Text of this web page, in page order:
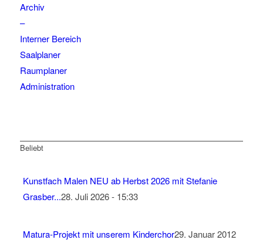
Archiv
–
Interner Bereich
Saalplaner
Raumplaner
Administration
Beliebt
Kunstfach Malen NEU ab Herbst 2026 mit Stefanie
Grasber...28. Juli 2026 - 15:33
Matura-Projekt mit unserem Kinderchor29. Januar 2012